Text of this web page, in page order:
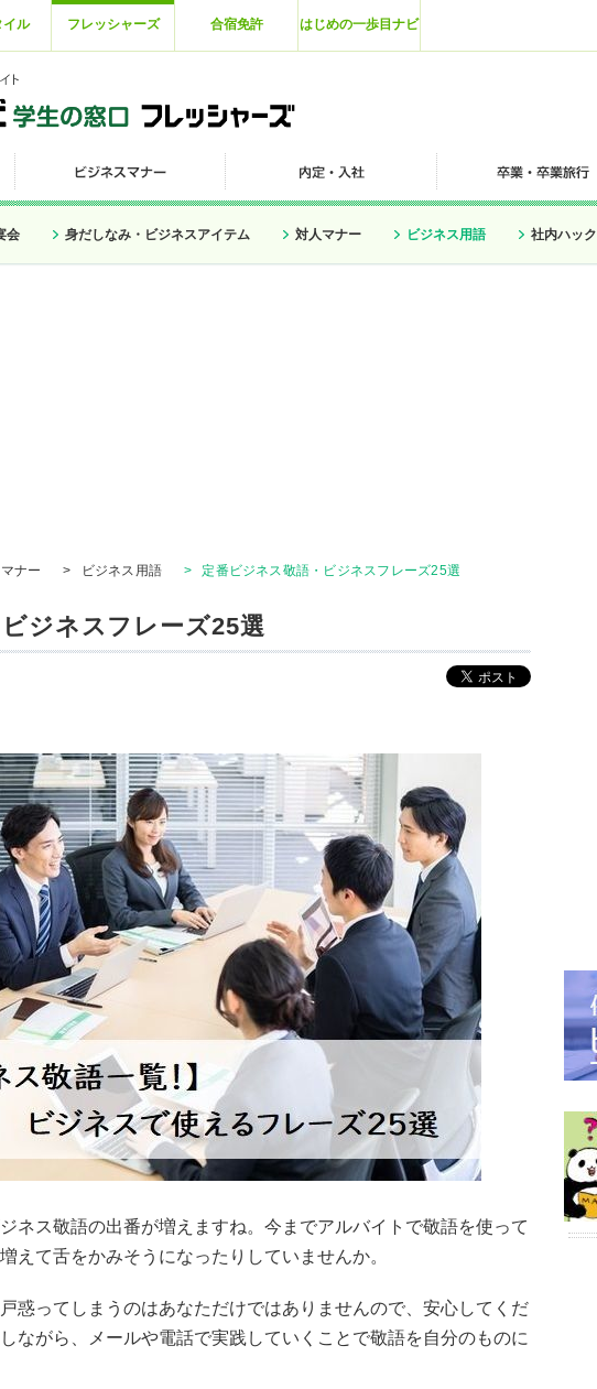
イル フレッシャーズ 合宿免許 はじめの一歩目ナビ
会 身だしなみ・ビジネスアイテム 対人マナー ビジネス用語 社内ハック
ナー > ビジネス用語 > 定番ビジネス敬語・ビジネスフレーズ25選
ジネスフレーズ25選
ネス敬語の出番が増えますね。今までアルバイトで敬語を使って
えて舌をかみそうになったりしていませんか。
惑ってしまうのはあなただけではありませんので、安心してくだ
ながら、メールや電話で実践していくことで敬語を自分のものに